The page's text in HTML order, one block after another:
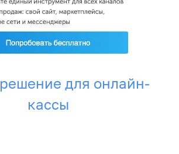
решение для онлайн-
кассы